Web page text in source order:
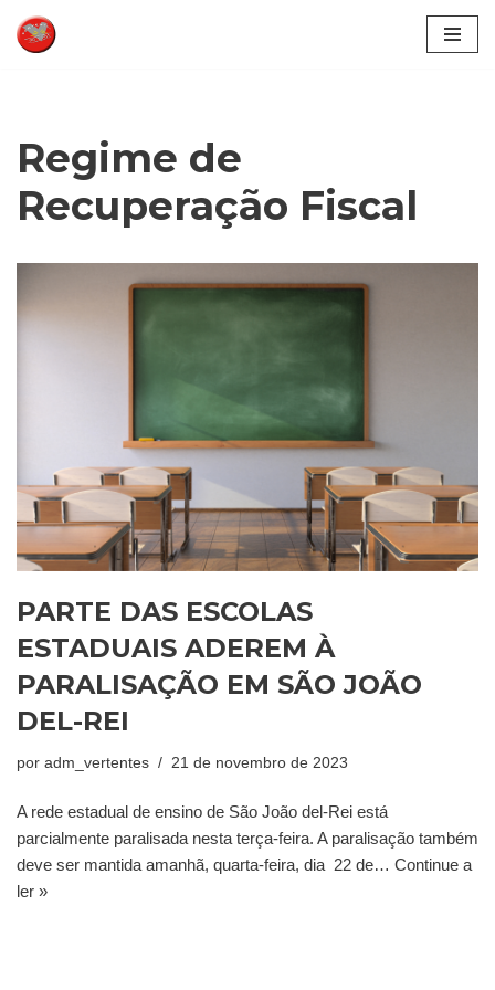
Pular
Regime de
Recuperação Fiscal
PARTE DAS ESCOLAS
ESTADUAIS ADEREM À
PARALISAÇÃO EM SÃO JOÃO
DEL-REI
por adm_vertentes 21 de novembro de 2023
A rede estadual de ensino de São João del-Rei está
parcialmente paralisada nesta terça-feira. A paralisação também
deve ser mantida amanhã, quarta-feira, dia 22 de… Continue a
ler »